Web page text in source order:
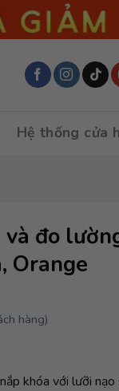
Hệ thống cửa
đo
Orange
hàng)
khóa với lưỡi